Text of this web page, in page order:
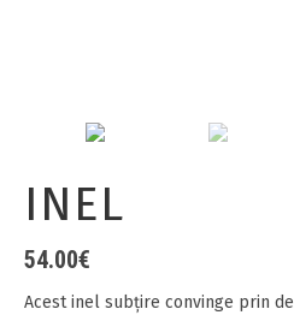
INEL
54.00€
Acest inel subțire convinge prin